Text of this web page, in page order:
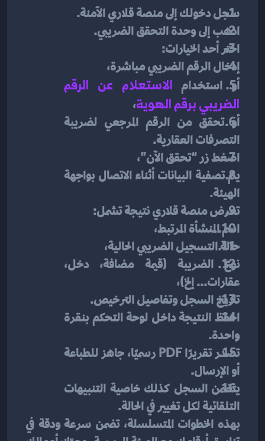
سجل دخولك إلى منصة قلاري الآمنة.
اذهب إلى وحدة التحقق الضريبي.
اختر أحد الخيارات:
إدخال الرقم الضريبي مباشرة،
أو استخدام
الاستعلام عن الرقم
الضريبي برقم الهوية،
أو تحقق من الرقم المرجعي لضريبة
التصرفات العقارية.
اضغط زر “تحقق الآن”،
يتم تصفية البيانات أثناء الاتصال بواجهة
الهيئة.
تعرض منصة قلاري نتيجة تشمل:
اسم المنشأة المرتبط،
حالة التسجيل الضريبي الحالية،
عقارات... إلخ)،
تاريخ السجل وتفاصيل الترخيص.
واحدة.
تصدر تقريرًا PDF رسميًا، جاهز للطباعة
أو الإرسال.
التلقائية لكل تغيير في الحالة.